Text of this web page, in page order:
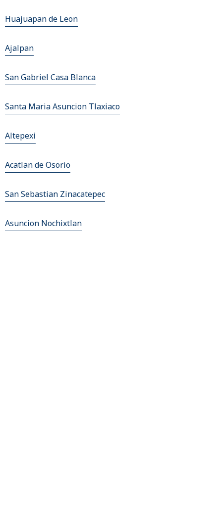
Huajuapan de Leon
Ajalpan
San Gabriel Casa Blanca
Santa Maria Asuncion Tlaxiaco
Altepexi
Acatlan de Osorio
San Sebastian Zinacatepec
Asuncion Nochixtlan